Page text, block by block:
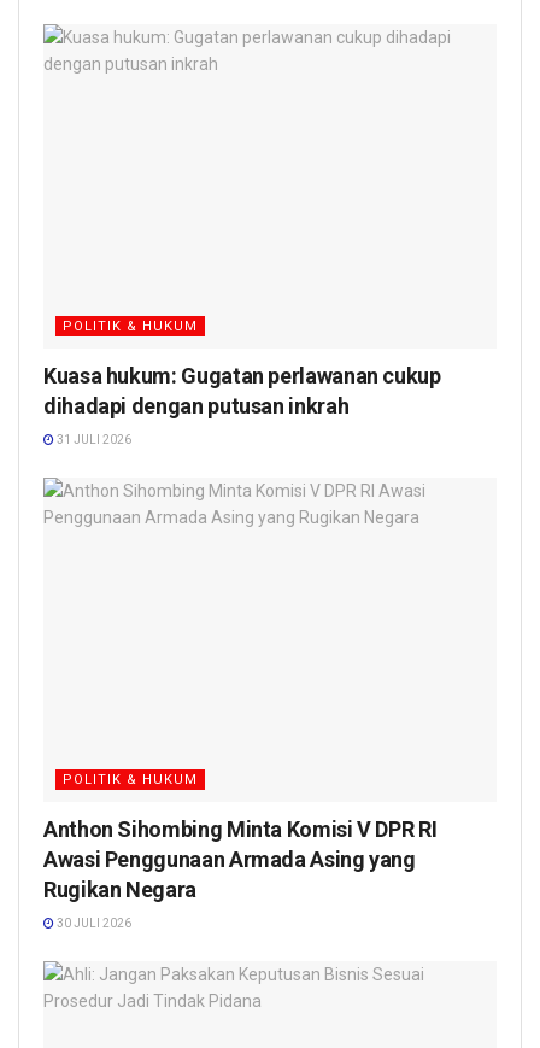
POLITIK & HUKUM
Kuasa hukum: Gugatan perlawanan cukup
dihadapi dengan putusan inkrah
31 JULI 2026
POLITIK & HUKUM
Anthon Sihombing Minta Komisi V DPR RI
Awasi Penggunaan Armada Asing yang
Rugikan Negara
30 JULI 2026